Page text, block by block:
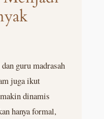
guru madrasah
juga ikut
dinamis
hanya formal,